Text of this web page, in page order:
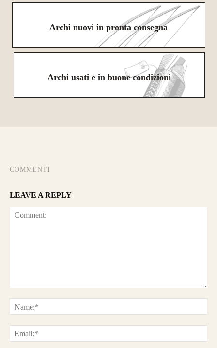
Archi nuovi in pronta consegna
Archi usati e in buone condizioni
COMMENTI
LEAVE A REPLY